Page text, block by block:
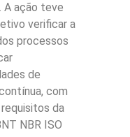
A ação teve
verificar a
processos
de
com
da
NBR ISO